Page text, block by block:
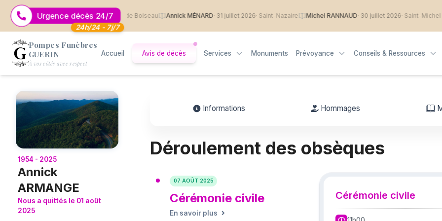
Urgence décès 24/7
24h/24 - 7j/7
MARTIN · 2 août 2026 · Saint Jean de Boiseau Annick MÉNARD· 31 juillet 2026· Saint-Nazaire Michel RANNAUD· 30 juillet 2026· Saint-Michel Chef
Logo Pompes Funèbres GUERIN
Pompes Funèbres
GUERIN
À vos côtés avec respect
Accueil Avis de décès Services Monuments Prévoyance Conseils & Ressources
1954 - 2025
Annick
ARMANGE
Nous a quittés le 01 août
2025
Informations Hommages
Déroulement des obsèques
07 AOÛT 2025
Cérémonie civile
En savoir plus
Cérémonie civile